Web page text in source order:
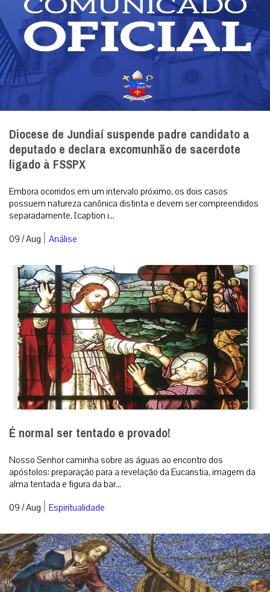
Diocese de Jundiaí suspende padre candidato a
deputado e declara excomunhão de sacerdote
ligado à FSSPX
Embora ocorridos em um intervalo próximo, os dois casos
possuem natureza canônica distinta e devem ser compreendidos
separadamente. [caption i...
09 / Aug | Análise
É normal ser tentado e provado!
Nosso Senhor caminha sobre as águas ao encontro dos
apóstolos: preparação para a revelação da Eucaristia, imagem da
alma tentada e figura da bar...
09 / Aug | Espiritualidade